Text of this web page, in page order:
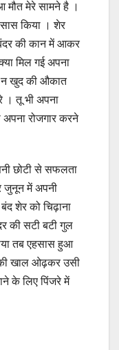
मेरे सामने है ।
किया । शेर
की कान में आकर
मिल गई अपना
न खुद की औकात
। तू भी अपना
रोजगार करने
छोटी से सफलता
जुनून में अपनी
शेर को चिढ़ाना
की सटी बटी गुल
तब एहसास हुआ
की खाल ओढ़कर उसी
के लिए पिंजरे में